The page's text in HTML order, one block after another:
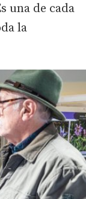
una de cada
la